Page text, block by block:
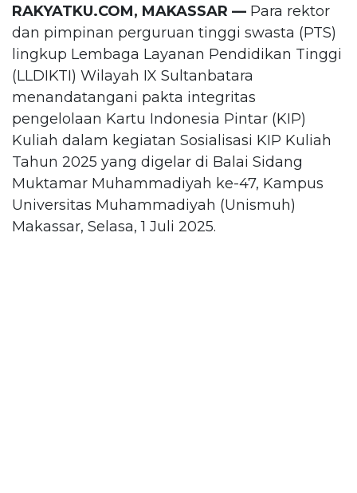
RAKYATKU.COM, MAKASSAR — Para rektor
dan pimpinan perguruan tinggi swasta (PTS)
lingkup Lembaga Layanan Pendidikan Tinggi
(LLDIKTI) Wilayah IX Sultanbatara
menandatangani pakta integritas
pengelolaan Kartu Indonesia Pintar (KIP)
Kuliah dalam kegiatan Sosialisasi KIP Kuliah
Tahun 2025 yang digelar di Balai Sidang
Muktamar Muhammadiyah ke-47, Kampus
Universitas Muhammadiyah (Unismuh)
Makassar, Selasa, 1 Juli 2025.